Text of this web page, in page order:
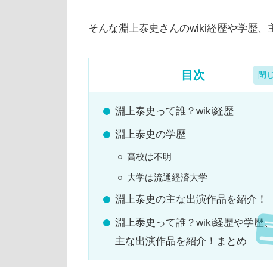
そんな淵上泰史さんのwiki経歴や学歴、
目次
淵上泰史って誰？wiki経歴
淵上泰史の学歴
高校は不明
大学は流通経済大学
淵上泰史の主な出演作品を紹介！
淵上泰史って誰？wiki経歴や学歴
主な出演作品を紹介！まとめ